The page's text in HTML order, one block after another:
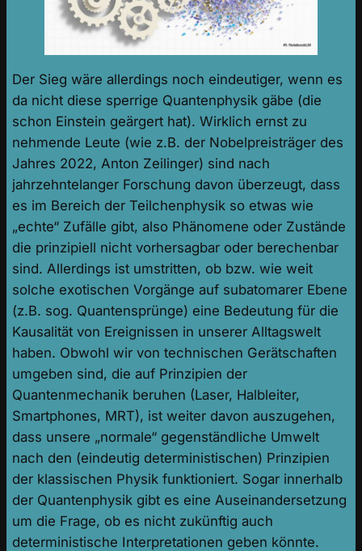
Der Sieg wäre allerdings noch eindeutiger, wenn es
da nicht diese sperrige Quantenphysik gäbe (die
schon Einstein geärgert hat). Wirklich ernst zu
nehmende Leute (wie z.B. der Nobelpreisträger des
Jahres 2022, Anton Zeilinger) sind nach
jahrzehntelanger Forschung davon überzeugt, dass
es im Bereich der Teilchenphysik so etwas wie
„echte“ Zufälle gibt, also Phänomene oder Zustände
die prinzipiell nicht vorhersagbar oder berechenbar
sind. Allerdings ist umstritten, ob bzw. wie weit
solche exotischen Vorgänge auf subatomarer Ebene
(z.B. sog. Quantensprünge) eine Bedeutung für die
Kausalität von Ereignissen in unserer Alltagswelt
haben. Obwohl wir von technischen Gerätschaften
umgeben sind, die auf Prinzipien der
Quantenmechanik beruhen (Laser, Halbleiter,
Smartphones, MRT), ist weiter davon auszugehen,
dass unsere „normale“ gegenständliche Umwelt
nach den (eindeutig deterministischen) Prinzipien
der klassischen Physik funktioniert. Sogar innerhalb
der Quantenphysik gibt es eine Auseinandersetzung
um die Frage, ob es nicht zukünftig auch
deterministische Interpretationen geben könnte.